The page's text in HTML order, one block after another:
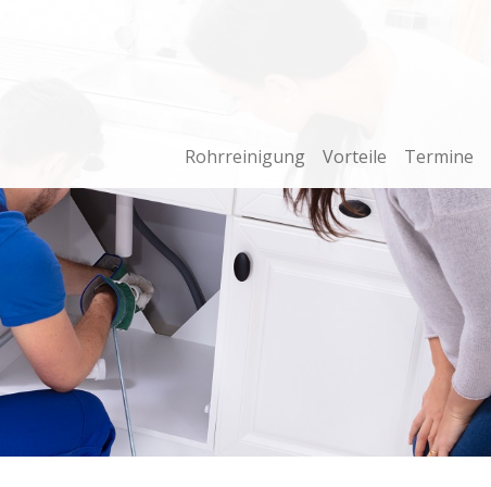
Rohrreinigung Vorteile Termine